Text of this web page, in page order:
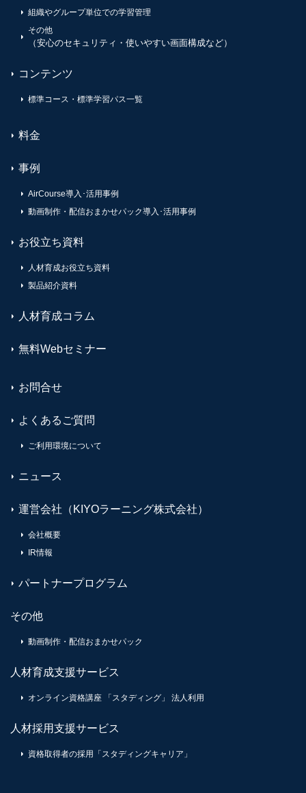
組織やグループ単位での学習管理
その他
（安心のセキュリティ・使いやすい画面構成など）
コンテンツ
標準コース・標準学習パス一覧
料金
事例
AirCourse導入･活用事例
動画制作・配信おまかせパック導入･活用事例
お役立ち資料
人材育成お役立ち資料
製品紹介資料
人材育成コラム
無料Webセミナー
お問合せ
よくあるご質問
ご利用環境について
ニュース
運営会社（KIYOラーニング株式会社）
会社概要
IR情報
パートナープログラム
その他
動画制作・配信おまかせパック
人材育成支援サービス
オンライン資格講座 「スタディング」 法人利用
人材採用支援サービス
資格取得者の採用「スタディングキャリア」